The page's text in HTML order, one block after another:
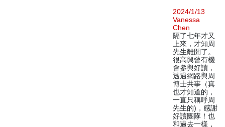
2024/1/13
Vanessa
Chen
隔了七年才又
上來，才知周
先生離開了。
很高興曾有機
會參與好讀，
透過網路與周
博士共事（真
也才知道的，
一直只稱呼周
先生的)，感謝
好讀團隊！也
和過去一樣，